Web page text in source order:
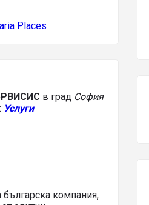
Places
в град София
Услуги
компания,